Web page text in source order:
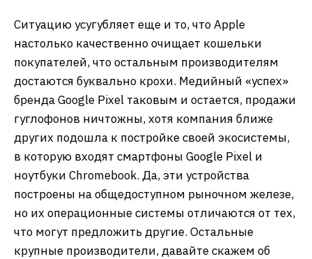
Ситуацию усугубляет еще и то, что Apple
настолько качественно очищает кошельки
покупателей, что остальным производителям
достаются буквально крохи. Медийный «успех»
бренда Google Pixel таковым и остается, продажи
гуглофонов ничтожны, хотя компания ближе
других подошла к постройке своей экосистемы,
в которую входят смартфоны Google Pixel и
ноутбуки Chromebook. Да, эти устройства
построены на общедоступном рыночном железе,
но их операционные системы отличаются от тех,
что могут предложить другие. Остальные
крупные производители, давайте скажем об